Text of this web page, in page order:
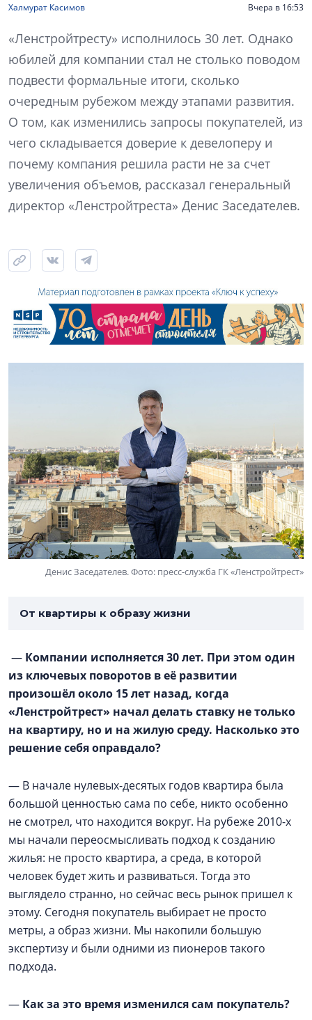
Халмурат Касимов Вчера в 16:53
«Ленстройтресту» исполнилось 30 лет. Однако
юбилей для компании стал не столько поводом
подвести формальные итоги, сколько
очередным рубежом между этапами развития.
О том, как изменились запросы покупателей, из
чего складывается доверие к девелоперу и
почему компания решила расти не за счет
увеличения объемов, рассказал генеральный
директор «Ленстройтреста» Денис Заседателев.
Денис Заседателев. Фото: пресс-служба ГК «Ленстройтрест»
От квартиры к образу жизни
— Компании исполняется 30 лет. При этом один
из ключевых поворотов в её развитии
произошёл около 15 лет назад, когда
«Ленстройтрест» начал делать ставку не только
на квартиру, но и на жилую среду. Насколько это
решение себя оправдало?
— В начале нулевых-десятых годов квартира была
большой ценностью сама по себе, никто особенно
не смотрел, что находится вокруг. На рубеже 2010-х
мы начали переосмысливать подход к созданию
жилья: не просто квартира, а среда, в которой
человек будет жить и развиваться. Тогда это
выглядело странно, но сейчас весь рынок пришел к
этому. Сегодня покупатель выбирает не просто
метры, а образ жизни. Мы накопили большую
экспертизу и были одними из пионеров такого
подхода.
— Как за это время изменился сам покупатель?